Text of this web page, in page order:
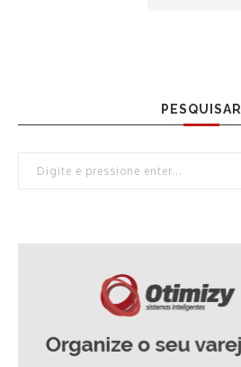
PESQUISAR